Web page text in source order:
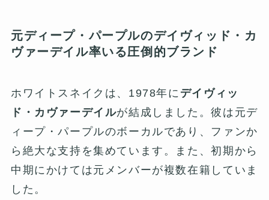
元ディープ・パープルのデイヴィッド・カ
ヴァーデイル率いる圧倒的ブランド
ホワイトスネイクは、1978年に デイヴィッ
ド・カヴァーデイルが結成しました。彼は元デ
ィープ・パープルのボーカルであり、ファンか
ら絶大な支持を集めています。また、初期から
中期にかけては元メンバーが複数在籍していま
した。